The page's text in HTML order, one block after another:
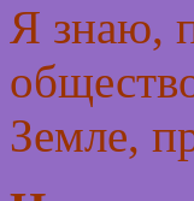
Я знаю,
Земле,